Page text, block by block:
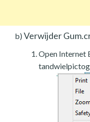
b) Verwijder
Open Internet